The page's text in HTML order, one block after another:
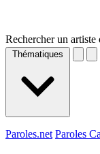
Rechercher un artiste
Thématiques
Paroles.net Paroles